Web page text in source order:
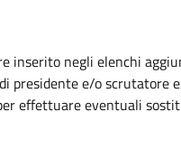
inserito negli elenchi
presidente e/o scrutatore
effettuare eventuali